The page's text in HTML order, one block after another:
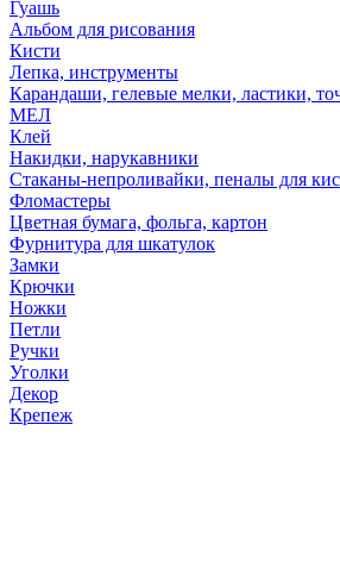
Гуашь
Альбом для рисования
Кисти
Лепка, инструменты
Карандаши, гелевые мелки, ластики,
МЕЛ
Клей
Накидки, нарукавники
Стаканы-непроливайки, пеналы для
Фломастеры
Цветная бумага, фольга, картон
Фурнитура для шкатулок
Замки
Крючки
Ножки
Петли
Ручки
Уголки
Декор
Крепеж